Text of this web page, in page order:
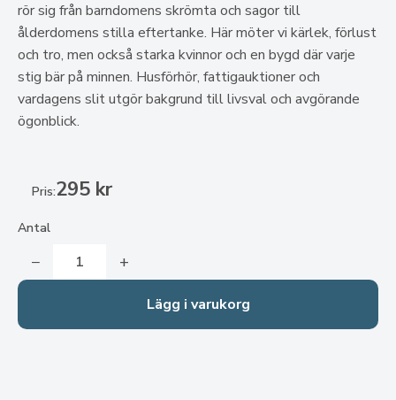
rör sig från barndomens skrömta och sagor till
ålderdomens stilla eftertanke. Här möter vi kärlek, förlust
och tro, men också starka kvinnor och en bygd där varje
stig bär på minnen. Husförhör, fattigauktioner och
vardagens slit utgör bakgrund till livsval och avgörande
ögonblick.
Pris:295 kr
Antal
− +
Lägg i varukorg